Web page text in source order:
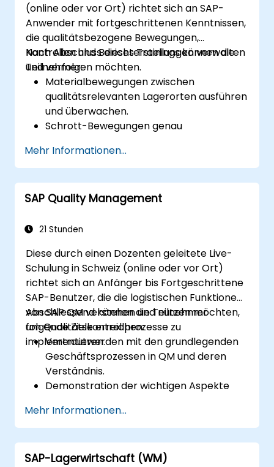
(online oder vor Ort) richtet sich an SAP-
Anwender mit fortgeschrittenen Kenntnissen,
die qualitätsbezogene Bewegungen,
Kontrollen und Berichterstellungen verwalten
und verfolgen möchten.
Nach Abschluss dieses Trainings können die
Teilnehmer:
Materialbewegungen zwischen
qualitätsrelevanten Lagerorten ausführen
und überwachen.
Schrott-Bewegungen genau
Die Materialverfügbarkeit nach
spezifischem Lagerort und Prüfstatus
bestätigen.
Qualitätssperren-Status wie gesperrt,
anwenden und verwalten.
und Qualitätsleistung erstellen und
generieren.
Mehr Informationen...
SAP Quality Management
21 Stunden
Diese durch einen Dozenten geleitete Live-
Schulung in Schweiz (online oder vor Ort)
richtet sich an Anfänger bis Fortgeschrittene
SAP-Benutzer, die die logistischen Funktionen
von SAP QM verstehen und nutzen möchten,
um Qualitätskontrollprozesse zu
implementieren.
Abschliessend können die Teilnehmer
folgende Ziele erreichen:
Vertrautwerden mit den grundlegenden
Geschäftsprozessen in QM und deren
Verständnis.
Demonstration der wichtigen Aspekte
Verstehen aller SAP QM-Module.
Nutzung von
Qualitätsbenachrichtigungen und
Durchführung von Qualitätsinspektionen.
Mehr Informationen...
SAP-Lagerwirtschaft (WM)